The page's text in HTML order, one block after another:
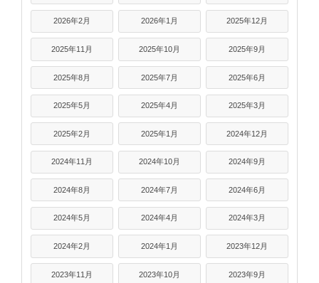
2026年2月 2026年1月 2025年12月
2025年11月 2025年10月 2025年9月
2025年8月 2025年7月 2025年6月
2025年5月 2025年4月 2025年3月
2025年2月 2025年1月 2024年12月
2024年11月 2024年10月 2024年9月
2024年8月 2024年7月 2024年6月
2024年5月 2024年4月 2024年3月
2024年2月 2024年1月 2023年12月
2023年11月 2023年10月 2023年9月